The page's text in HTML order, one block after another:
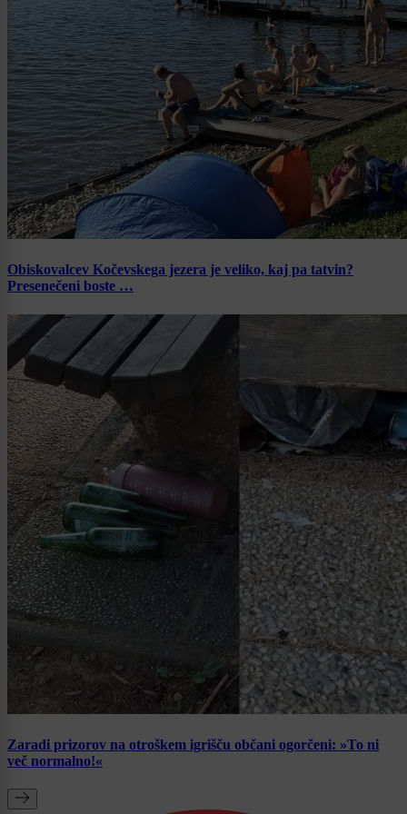
Obiskovalcev Kočevskega jezera je veliko, kaj pa tatvin?
Presenečeni boste …
Zaradi prizorov na otroškem igrišču občani ogorčeni: »To ni
več normalno!«